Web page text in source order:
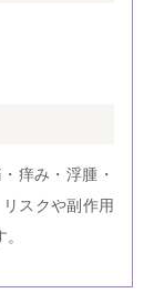
痒み・浮腫・
スクや副作用